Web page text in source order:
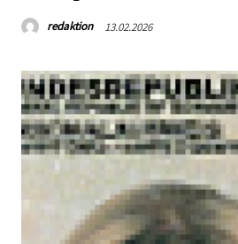
redaktion 13.02.2026